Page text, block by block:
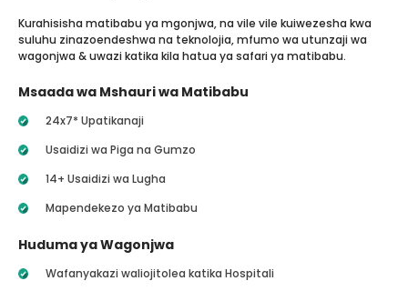
Kurahisisha matibabu ya mgonjwa, na vile vile kuiwezesha kwa
suluhu zinazoendeshwa na teknolojia, mfumo wa utunzaji wa
wagonjwa & uwazi katika kila hatua ya safari ya matibabu.
Msaada wa Mshauri wa Matibabu
24x7* Upatikanaji
Usaidizi wa Piga na Gumzo
14+ Usaidizi wa Lugha
Mapendekezo ya Matibabu
Huduma ya Wagonjwa
Wafanyakazi waliojitolea katika Hospitali